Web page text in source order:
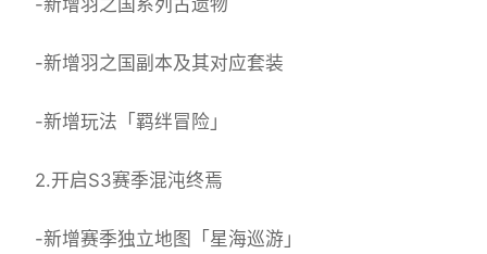
-新增羽之国副本及其对应套装
-新增玩法「羁绊冒险」
2.开启S3赛季混沌终焉
-新增赛季独立地图「星海巡游」